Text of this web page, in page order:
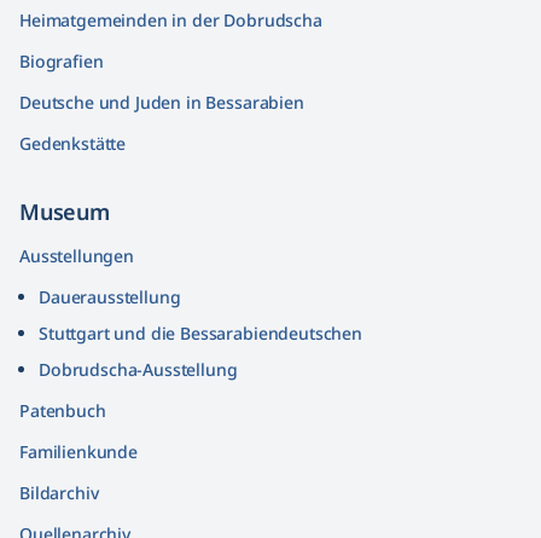
Heimatgemeinden in der Dobrudscha
Biografien
Deutsche und Juden in Bessarabien
Gedenkstätte
Museum
Ausstellungen
Dauerausstellung
Stuttgart und die Bessarabiendeutschen
Dobrudscha­-Ausstellung
Patenbuch
Familienkunde
Bildarchiv